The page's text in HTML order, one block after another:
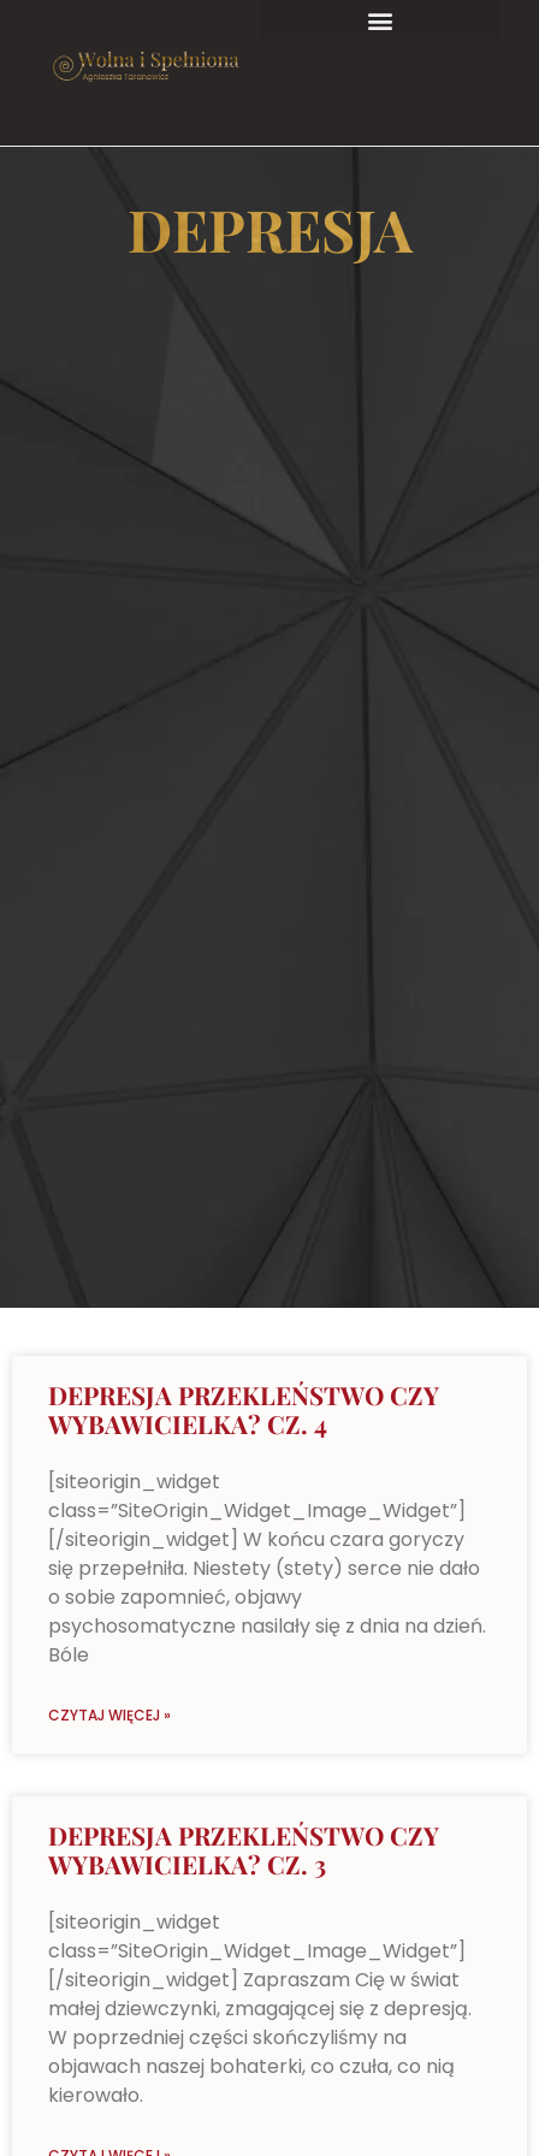
DEPRESJA
DEPRESJA PRZEKLEŃSTWO CZY
WYBAWICIELKA? CZ. 4
[siteorigin_widget
class=”SiteOrigin_Widget_Image_Widget”]
[/siteorigin_widget] W końcu czara goryczy
się przepełniła. Niestety (stety) serce nie dało
o sobie zapomnieć, objawy
psychosomatyczne nasilały się z dnia na dzień.
Bóle
CZYTAJ WIĘCEJ »
DEPRESJA PRZEKLEŃSTWO CZY
WYBAWICIELKA? CZ. 3
[siteorigin_widget
class=”SiteOrigin_Widget_Image_Widget”]
[/siteorigin_widget] Zapraszam Cię w świat
małej dziewczynki, zmagającej się z depresją.
W poprzedniej części skończyliśmy na
objawach naszej bohaterki, co czuła, co nią
kierowało.